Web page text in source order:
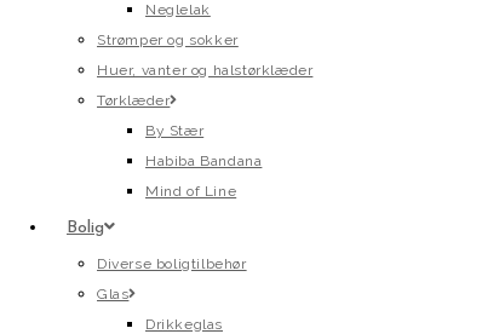
Neglelak
Strømper og sokker
Huer, vanter og halstørklæder
Tørklæder
By Stær
Habiba Bandana
Mind of Line
Bolig
Diverse boligtilbehør
Glas
Drikkeglas